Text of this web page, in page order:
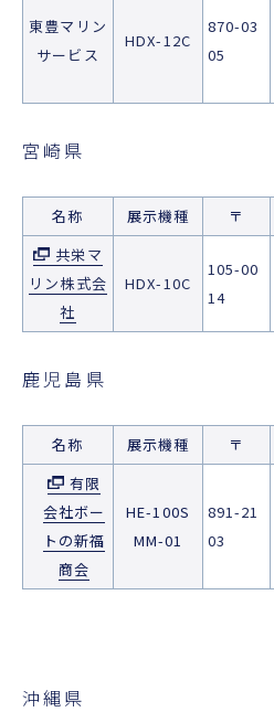
東豊マリン
サービス
HDX-12C
870-03
05
宮崎県
名称 展示機種 〒
共栄マ
リン株式会
社
HDX-10C
105-00
14
鹿児島県
名称 展示機種 〒
有限
会社ボー
トの新福
商会
HE-100S
MM-01
891-21
03
沖縄県